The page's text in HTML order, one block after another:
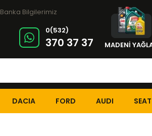
Banka Bilgilerimiz
0(532)
370 37 37 MADENİ
DACIA FORD AUDI SEAT